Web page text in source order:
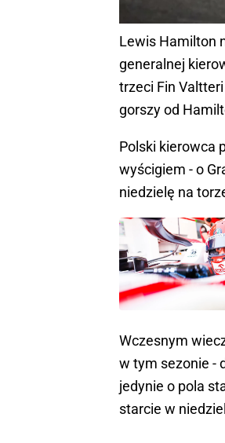
Lewis Hamilton
generalnej
trzeci Fin
gorszy od
Polski kierowca
wyścigiem - o
niedzielę na
Wczesnym
w tym sezonie -
jedynie o pola
starcie w